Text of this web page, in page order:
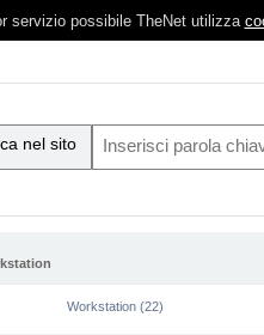
servizio possibile TheNet utilizza
nel sito
Workstation (22)